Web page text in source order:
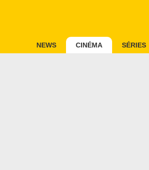
NEWS CINÉMA SÉRIES